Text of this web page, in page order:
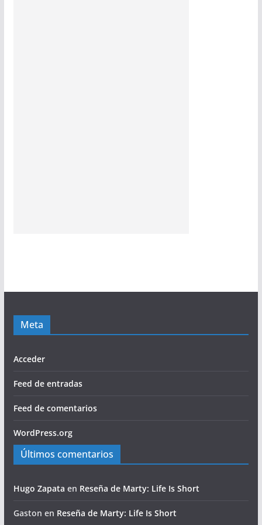
Meta
Acceder
Feed de entradas
Feed de comentarios
WordPress.org
Últimos comentarios
Hugo Zapata en Reseña de Marty: Life Is Short
Gaston en Reseña de Marty: Life Is Short